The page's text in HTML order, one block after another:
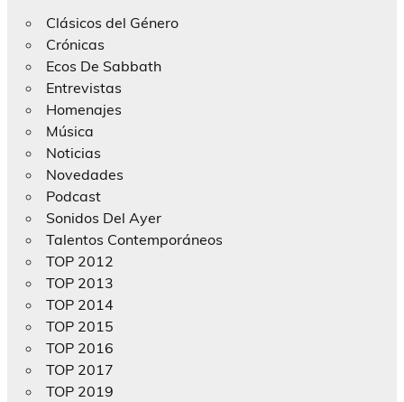
Clásicos del Género
Crónicas
Ecos De Sabbath
Entrevistas
Homenajes
Música
Noticias
Novedades
Podcast
Sonidos Del Ayer
Talentos Contemporáneos
TOP 2012
TOP 2013
TOP 2014
TOP 2015
TOP 2016
TOP 2017
TOP 2019